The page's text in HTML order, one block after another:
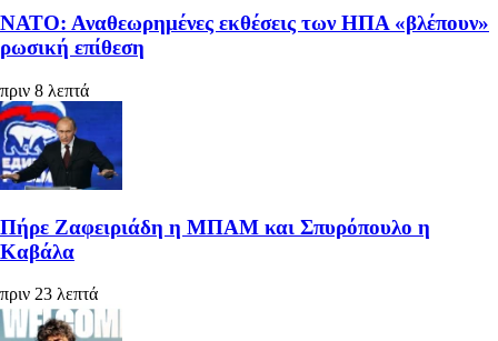
ΝΑΤΟ: Αναθεωρημένες εκθέσεις των ΗΠΑ «βλέπουν»
ρωσική επίθεση
πριν 8 λεπτά
Πήρε Ζαφειριάδη η ΜΠΑΜ και Σπυρόπουλο η
Καβάλα
πριν 23 λεπτά